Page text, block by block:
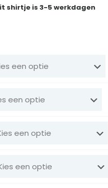
shirtje is 3-5 werkdagen